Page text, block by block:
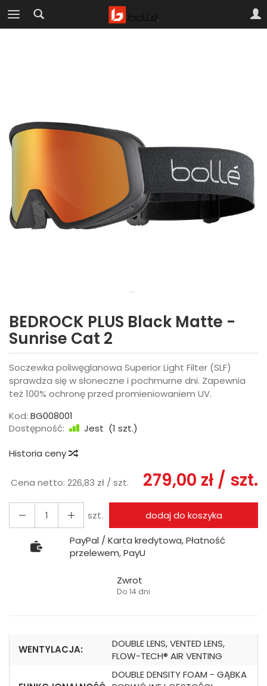
BEDROCK PLUS Black Matte -
Sunrise Cat 2
Soczewka poliwęglanowa Superior Light Filter (SLF)
sprawdza się w słoneczne i pochmurne dni. Zapewnia
też 100% ochronę przed promieniowaniem UV.
Kod: BG008001
Dostępność:
Jest (1 szt.)
Historia ceny
Cena netto: 226,83 zł / szt. 279,00 zł / szt.
szt.
dodaj do koszyka
PayPal / Karta kredytowa, Płatność
przelewem, PayU
Zwrot
Do 14 dni
WENTYLACJA:
DOUBLE LENS, VENTED LENS,
FLOW-TECH® AIR VENTING
DOUBLE DENSITY FOAM - GĄBKA